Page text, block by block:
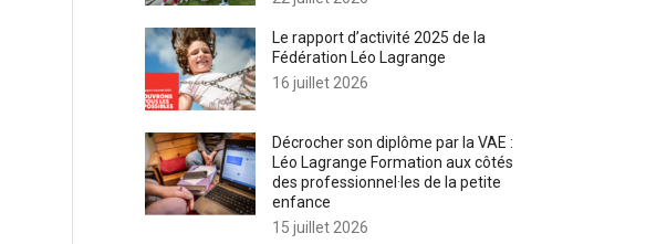
Le rapport d’activité 2025 de la
Fédération Léo Lagrange
16 juillet 2026
Décrocher son diplôme par la VAE :
Léo Lagrange Formation aux côtés
des professionnel·les de la petite
enfance
15 juillet 2026